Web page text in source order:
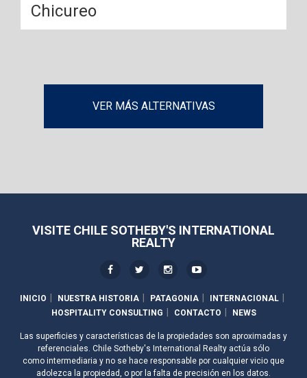
Chicureo
VER MÁS ALTERNATIVAS
VISITE CHILE SOTHEBY'S INTERNATIONAL
REALTY
INICIO NUESTRA HISTORIA PATAGONIA
INTERNACIONAL
HOSPITALITY CONSULTING
CONTACTO NEWS
Las superficies y características de la propiedades son aproximadas y
referenciales. Chile Sotheby's International Realty actúa sólo
como intermediaria y no se hace responsable por cualquier vicio que
adolezca la propiedad, o por la falta de precisión en los datos.